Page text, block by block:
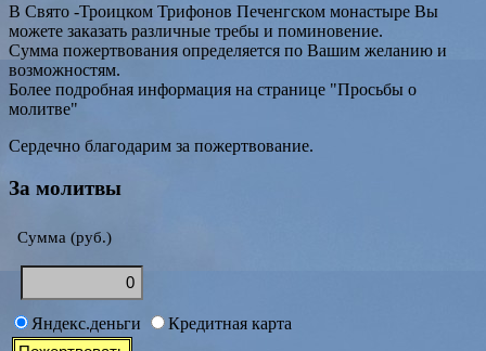
В Свято -Троицком Трифонов Печенгском монастыре Вы
можете заказать различные требы и поминовение.
Сумма пожертвования определяется по Вашим желанию и
возможностям.
Более подробная информация на странице "Просьбы о
молитве"
Сердечно благодарим за пожертвование.
За молитвы
Сумма (руб.)
Яндекс.деньги Кредитная карта